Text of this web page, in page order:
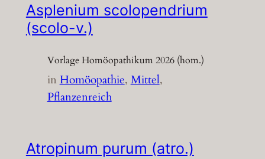
Asplenium scolopendrium
(scolo-v.)
Vorlage Homöopathikum 2026 (hom.)
inHomöopathie, Mittel
Pflanzenreich
Atropinum purum (atro.)